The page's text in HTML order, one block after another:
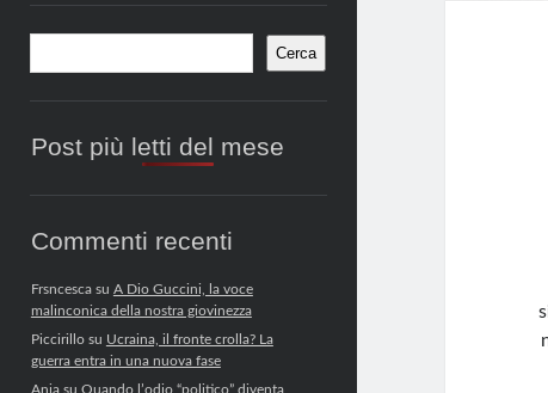
Barra
laterale
Cerca
Post più letti del mese
Commenti recenti
Frsncescasu A Dio Guccini, la voce
malinconica della nostra giovinezza
Piccirillosu Ucraina, il fronte crolla? La
guerra entra in una nuova fase
Anjasu Quando l’odio “politico” diventa